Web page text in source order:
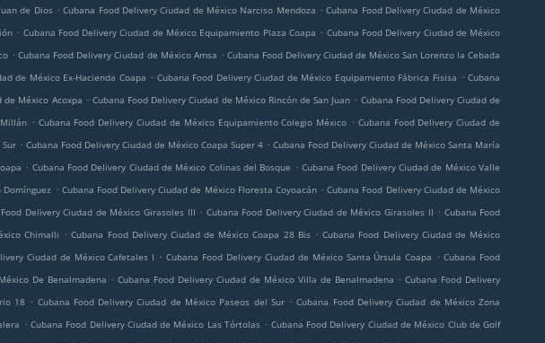
de Dios . Cubana Food Delivery Ciudad de México Narciso Mendoza . Cubana Food Delivery Ciudad de México
. Cubana Food Delivery Ciudad de México Equipamiento Plaza Coapa . Cubana Food Delivery Ciudad de México
. Cubana Food Delivery Ciudad de México Amsa . Cubana Food Delivery Ciudad de México San Lorenzo la Cebada
de México Ex-Hacienda Coapa . Cubana Food Delivery Ciudad de México Equipamiento Fábrica Fisisa . Cubana
de México Acoxpa . Cubana Food Delivery Ciudad de México Rincón de San Juan . Cubana Food Delivery Ciudad de
. Cubana Food Delivery Ciudad de México Equipamiento Colegio México . Cubana Food Delivery Ciudad de
. Cubana Food Delivery Ciudad de México Coapa Super 4 . Cubana Food Delivery Ciudad de México Santa María
. Cubana Food Delivery Ciudad de México Colinas del Bosque . Cubana Food Delivery Ciudad de México Valle
Domínguez . Cubana Food Delivery Ciudad de México Floresta Coyoacán . Cubana Food Delivery Ciudad de México
Delivery Ciudad de México Girasoles III . Cubana Food Delivery Ciudad de México Girasoles II . Cubana Food
Chimalli . Cubana Food Delivery Ciudad de México Coapa 28 Bis . Cubana Food Delivery Ciudad de México
Ciudad de México Cafetales I . Cubana Food Delivery Ciudad de México Santa Úrsula Coapa . Cubana Food
De Benalmadena . Cubana Food Delivery Ciudad de México Villa de Benalmadena . Cubana Food Delivery
18 . Cubana Food Delivery Ciudad de México Paseos del Sur . Cubana Food Delivery Ciudad de México Zona
. Cubana Food Delivery Ciudad de México Las Tórtolas . Cubana Food Delivery Ciudad de México Club de Golf